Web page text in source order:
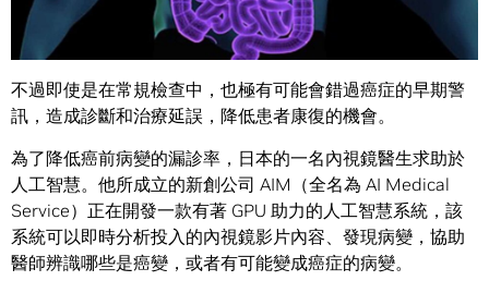
就算經驗最為老道的醫生，也進行消化系內視鏡檢查時，也
不見得能看到每個小息肉。
不過即使是在常規檢查中，也極有可能會錯過癌症的早期警
訊，造成診斷和治療延誤，降低患者康復的機會。
為了降低癌前病變的漏診率，日本的一名內視鏡醫生求助於
人工智慧。他所成立的新創公司 AIM（全名為 AI Medical
Service）正在開發一款有著 GPU 助力的人工智慧系統，該
系統可以即時分析投入的內視鏡影片內容、發現病變，協助
醫師辨識哪些是癌變，或者有可能變成癌症的病變。